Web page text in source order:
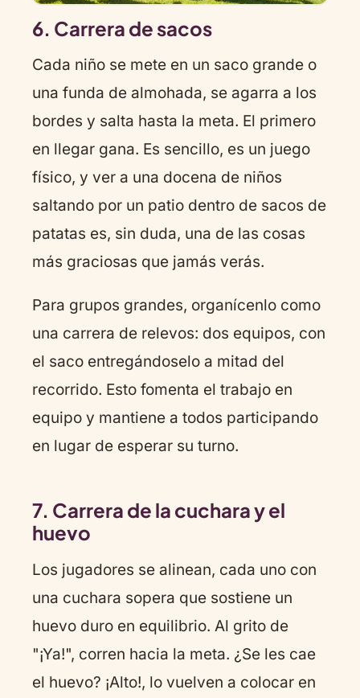
6. Carrera de sacos
Cada niño se mete en un saco grande o
una funda de almohada, se agarra a los
bordes y salta hasta la meta. El primero
en llegar gana. Es sencillo, es un juego
físico, y ver a una docena de niños
saltando por un patio dentro de sacos de
patatas es, sin duda, una de las cosas
más graciosas que jamás verás.
Para grupos grandes, organícenlo como
una carrera de relevos: dos equipos, con
el saco entregándoselo a mitad del
recorrido. Esto fomenta el trabajo en
equipo y mantiene a todos participando
en lugar de esperar su turno.
7. Carrera de la cuchara y el
huevo
Los jugadores se alinean, cada uno con
una cuchara sopera que sostiene un
huevo duro en equilibrio. Al grito de
"¡Ya!", corren hacia la meta. ¿Se les cae
el huevo? ¡Alto!, lo vuelven a colocar en